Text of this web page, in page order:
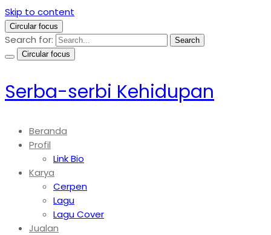
Skip to content
Circular focus
Search for:
Search
Circular focus
Serba-serbi Kehidupan
Beranda
Profil
Link Bio
Karya
Cerpen
Lagu
Lagu Cover
Jualan